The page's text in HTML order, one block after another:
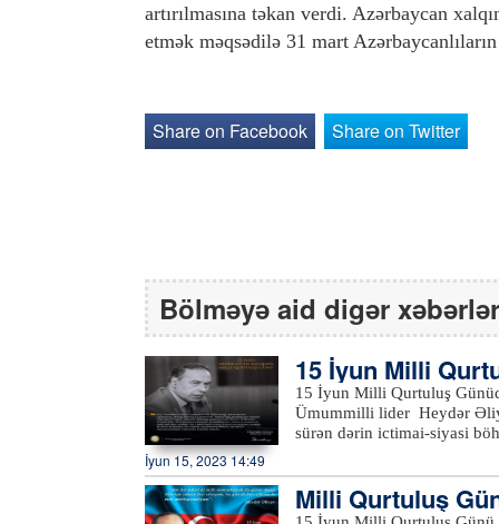
artırılmasına təkan verdi. Azərbaycan
etmək məqsədilə 31 mart
Share on Facebook Share on Twitter
Bölməyə aid digər xəbərlər
15 İyun Milli
15 İyun Milli Qurtuluş Günüdür. Azərbaycanın tarixinə qızıl hərflərlə
Ümummilli lider Heydər
sürən dərin ictimai-siyasi
inkişafının təməli qoyulub. 1993-cü il iyunun 15-də Ulu Öndər Heydər Əliyev Azərbaycan
Respublikası Ali Sovetinin
və bu günə qədər davam
İyun 15, 2023 14:49
Milli Qurtuluş